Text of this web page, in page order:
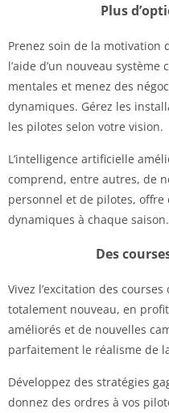
Plus
Prenez soin de la motivation
l’aide d’un nouveau
mentales et menez des
dynamiques. Gérez les
les pilotes selon votre vision.
L’intelligence artificielle
comprend, entre autres, de
personnel et de pilotes,
dynamiques à chaque saison.
Des
Vivez l’excitation des
totalement nouveau, en
améliorés et de nouvelles
parfaitement le réalisme de
Développez des stratégies
donnez des ordres à vos